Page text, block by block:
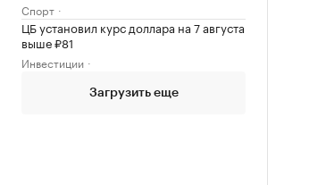
Спорт
ЦБ установил курс доллара на 7 августа
выше ₽81
Инвестиции
Загрузить еще